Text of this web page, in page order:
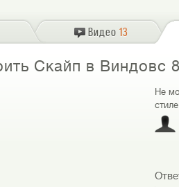
Видео 13
Скайп в Виндовс
Не
стиле